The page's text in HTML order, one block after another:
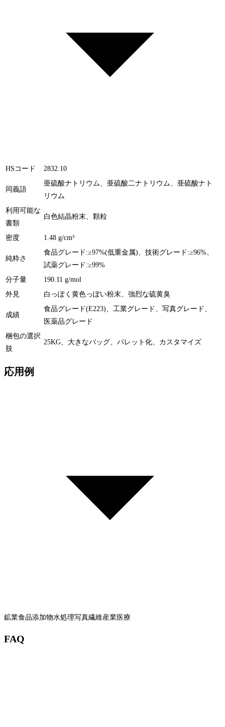
HSコード 2832.10
同義語
亜硫酸ナトリウム、亜硫酸二ナトリウム、亜硫酸ナト
リウム
利用可能な
書類
白色結晶粉末、顆粒
密度 1.48 g/cm³
純粋さ
食品グレード:≥97%(低重金属)、技術グレード:≥96%、
試薬グレード:≥99%
分子量
190.11 g/mol
外見
白っぽく黄色っぽい粉末、強烈な硫黄臭
成績
食品グレード(E223)、工業グレード、写真グレード、
医薬品グレード
梱包の選択
肢
25KG、大きなバッグ、パレット化、カスタマイズ
応用例
鉱業食品添加物水処理写真繊維産業医療
FAQ